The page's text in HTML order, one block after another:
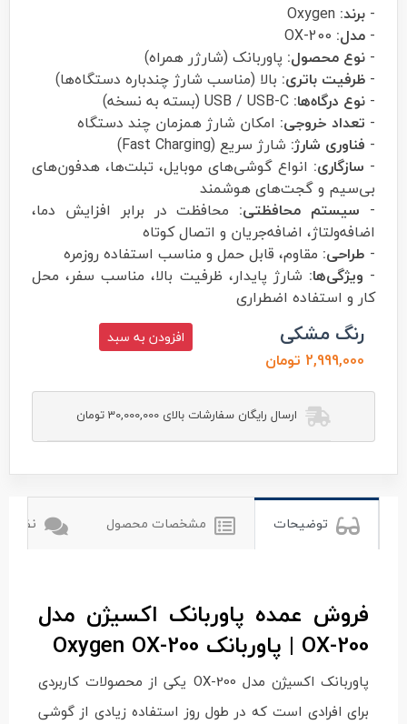
- برند:
- مدل:
- نوع محصول: پاوربانک (شارژر همراه)
- ظرفیت باتری: بالا (مناسب شارژ چندباره دستگاه‌ها)
- نوع درگاه‌ها:
- تعداد خروجی: امکان شارژ همزمان چند دستگاه
- فناوری شارژ: شارژ سریع (Fast Charging)
- سازگاری: انواع گوشی‌های موبایل، تبلت‌ها، هدفون‌های
بی‌سیم و گجت‌های هوشمند
- سیستم محافظتی: محافظت در برابر افزایش دما،
اضافه‌ولتاژ، اضافه‌جریان و اتصال کوتاه
- طراحی: مقاوم، قابل حمل و مناسب استفاده روزمره
- ویژگی‌ها: شارژ پایدار، ظرفیت بالا، مناسب سفر، محل
کار و استفاده اضطراری
رنگ مشکی
2,999,000 تومان
افزودن به سبد
ارسال رایگان سفارشات بالای 30,000,000 تومان
توضیحات مشخصات محصول نظرات
فروش عمده پاوربانک اکسیژن مدل
OX-200 | پاوربانک Oxygen OX-200
پاوربانک اکسیژن مدل OX-200 یکی از محصولات کاربردی
برای افرادی است که در طول روز استفاده زیادی از گوشی